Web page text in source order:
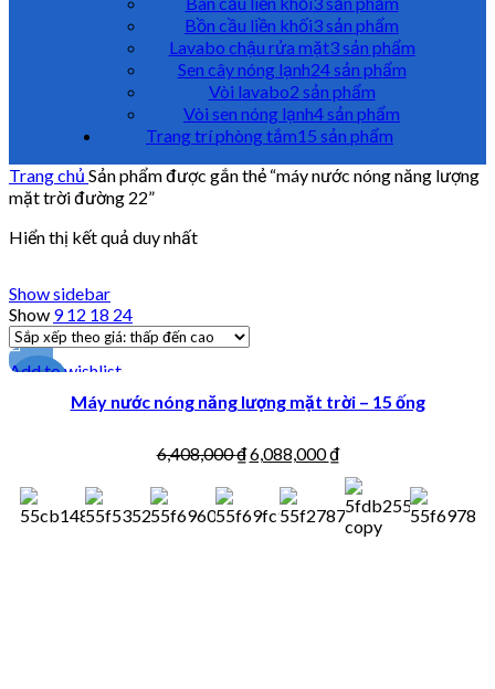
Bồn cầu liền khối3 sản phẩm
Lavabo chậu rửa mặt3 sản phẩm
Sen cây nóng lạnh24 sản phẩm
Vòi lavabo2 sản phẩm
Vòi sen nóng lạnh4 sản phẩm
Trang trí phòng tắm15 sản phẩm
Trang chủ Sản phẩm được gắn thẻ “máy nước nóng năng lượng
mặt trời đường 22”
Hiển thị kết quả duy nhất
Show sidebar
Show 912 18 24
Add to wishlist
Máy nước nóng năng lượng mặt trời – 15 ống
6,408,000₫6,088,000₫